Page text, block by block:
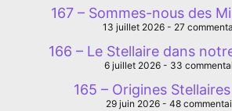
167 – Sommes-nous des
13 juillet 2026 27
166 – Le Stellaire dans
6 juillet 2026 33
165 – Origines
29 juin 2026 48